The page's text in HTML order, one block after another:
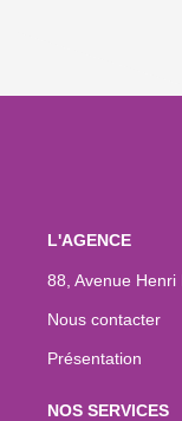
L'AGENCE
88, Avenue Henri
Nous contacter
Présentation
NOS SERVICES